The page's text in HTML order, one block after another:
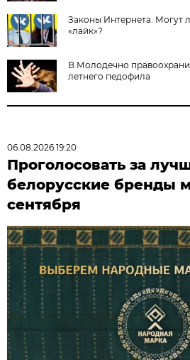
Законы Интернета. Могут
«лайк»?
В Молодечно
летнего педофила
06.08.2026 19:20
Проголосовать за
белорусские бренды
сентября